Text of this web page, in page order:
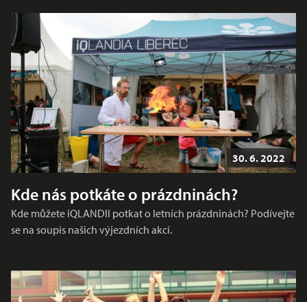
30. 6. 2022
Kde nás potkáte o prázdninách?
Kde můžete iQLANDII potkat o letních prázdninách? Podívejte
se na soupis našich výjezdních akcí.